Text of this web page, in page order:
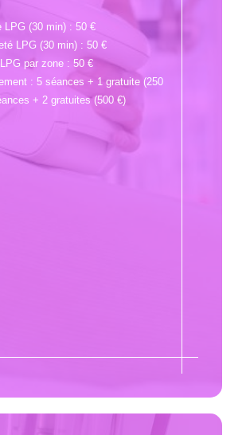
LPG (30 min) : 50 €
LPG (30 min) : 50 €
par zone : 50 €
: 5 séances + 1 gratuite (250
+ 2 gratuites (500 €)